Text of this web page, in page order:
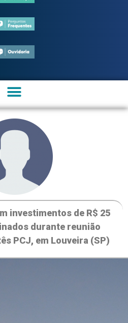
investimentos de R$ 25
durante reunião
PCJ, em Louveira (SP)